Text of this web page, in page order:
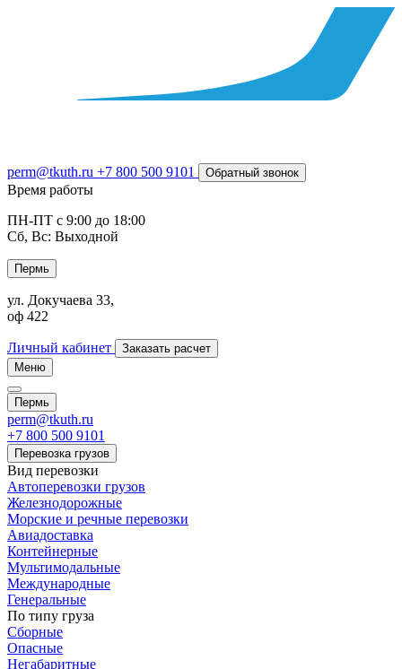
perm@tkuth.ru +7 800 500 9101 Обратный звонок
Время работы
ПН-ПТ с 9:00 до 18:00
Сб, Вс: Выходной
Пермь
ул. Докучаева 33,
оф 422
Личный кабинет
Заказать расчет
Меню
Пермь
perm@tkuth.ru
+7 800 500 9101
Перевозка грузов
Вид перевозки
Автоперевозки грузов
Железнодорожные
Морские и речные перевозки
Авиадоставка
Контейнерные
Мультимодальные
Международные
Генеральные
По типу груза
Сборные
Опасные
Негабаритные